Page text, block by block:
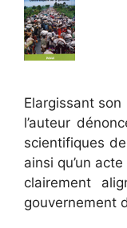
Elargissant
l’auteur
scientifiques
ainsi qu’un
clairement
gouvernement